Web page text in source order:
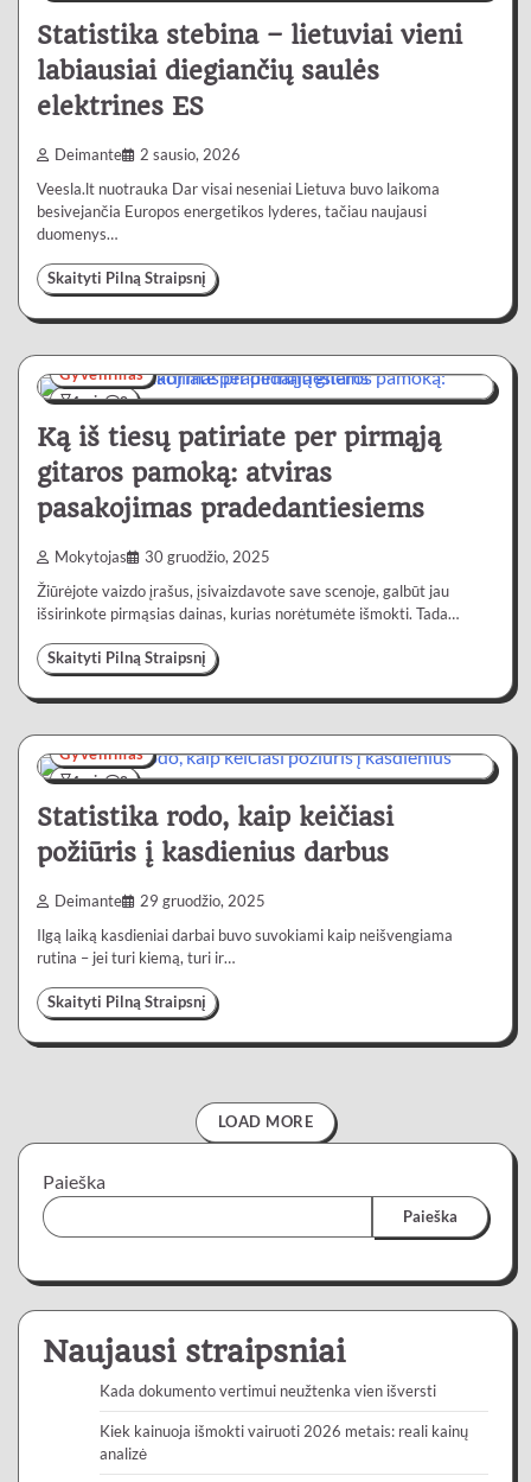
Statistika stebina – lietuviai vieni
labiausiai diegiančių saulės
elektrines ES
Deimante 2 sausio, 2026
Veesla.lt nuotrauka Dar visai neseniai Lietuva buvo laikoma
besivejančia Europos energetikos lyderes, tačiau naujausi
duomenys…
Skaityti Pilną Straipsnį
4 min 0
Gyvenimas
Ką iš tiesų patiriate per pirmąją
gitaros pamoką: atviras
pasakojimas pradedantiesiems
Mokytojas 30 gruodžio, 2025
Žiūrėjote vaizdo įrašus, įsivaizdavote save scenoje, galbūt jau
išsirinkote pirmąsias dainas, kurias norėtumėte išmokti. Tada…
Skaityti Pilną Straipsnį
4 min 0
Gyvenimas
Statistika rodo, kaip keičiasi
požiūris į kasdienius darbus
Deimante 29 gruodžio, 2025
Ilgą laiką kasdieniai darbai buvo suvokiami kaip neišvengiama
rutina – jei turi kiemą, turi ir…
Skaityti Pilną Straipsnį
LOAD MORE
Paieška
Paieška
Naujausi straipsniai
Kada dokumento vertimui neužtenka vien išversti
Kiek kainuoja išmokti vairuoti 2026 metais: reali kainų
analizė